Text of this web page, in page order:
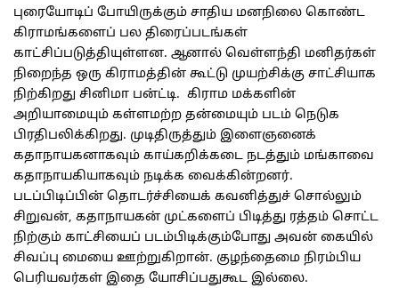
புரையோடிப் போயிருக்கும் சாதிய மனநிலை கொண்ட
கிராமங்களைப் பல திரைப்படங்கள்
காட்சிப்படுத்தியுள்ளன. ஆனால் வெள்ளந்தி மனிதர்கள்
நிறைந்த ஒரு கிராமத்தின் கூட்டு முயற்சிக்கு சாட்சியாக
நிற்கிறது சினிமா பன்ட்டி. கிராம மக்களின்
அறியாமையும் கள்ளமற்ற தன்மையும் படம் நெடுக
பிரதிபலிக்கிறது. முடிதிருத்தும் இளைஞனைக்
கதாநாயகனாகவும் காய்கறிக்கடை நடத்தும் மங்காவை
கதாநாயகியாகவும் நடிக்க வைக்கின்றனர்.
படப்பிடிப்பின் தொடர்ச்சியைக் கவனித்துச் சொல்லும்
சிறுவன், கதாநாயகன் முட்களைப் பிடித்து ரத்தம் சொட்ட
நிற்கும் காட்சியைப் படம்பிடிக்கும்போது அவன் கையில்
சிவப்பு மையை ஊற்றுகிறான். குழந்தைமை நிரம்பிய
பெரியவர்கள் இதை யோசிப்பதுகூட இல்லை.